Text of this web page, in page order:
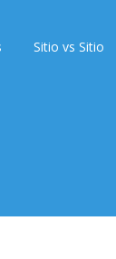
Sitio vs Sitio